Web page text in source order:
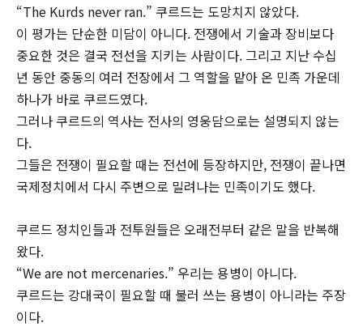
“The Kurds never ran.” 쿠르드는 도망치지 않았다.
이 평가는 단순한 미담이 아니다. 전쟁에서 기술과 장비보다
중요한 것은 결국 전선을 지키는 사람이다. 그리고 지난 수십
년 동안 중동의 여러 전장에서 그 역할을 맡아 온 민족 가운데
하나가 바로 쿠르드였다.
그러나 쿠르드의 역사는 전사의 영웅담으로는 설명되지 않는
다.
그들은 전쟁이 필요할 때는 전선에 등장하지만, 전쟁이 끝나면
국제정치에서 다시 주변으로 밀려나는 민족이기도 했다.
쿠르드 정치인들과 전투원들은 오래전부터 같은 말을 반복해
왔다.
“We are not mercenaries.” 우리는 용병이 아니다.
쿠르드는 강대국이 필요할 때 불러 쓰는 용병이 아니라는 주장
이다.